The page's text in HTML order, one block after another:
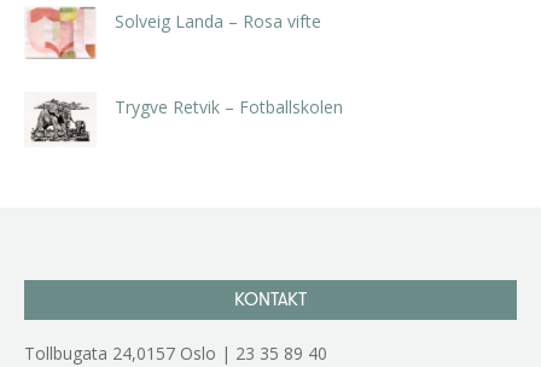
Solveig Landa – Rosa vifte
Trygve Retvik – Fotballskolen
KONTAKT
Tollbugata 24,0157 Oslo | 23 35 89 40